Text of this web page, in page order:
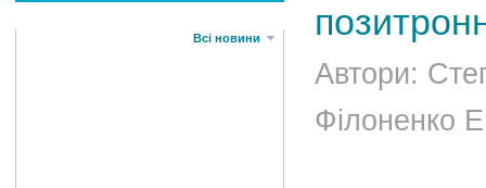
Всі новини
Автори:
Філоненко